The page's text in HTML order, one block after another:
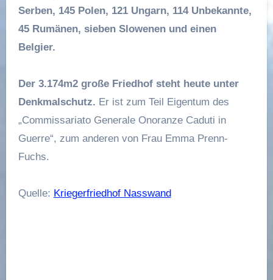
Serben, 145 Polen, 121 Ungarn, 114 Unbekannte,
45 Rumänen, sieben Slowenen und einen
Belgier.
Der 3.174m2 große Friedhof steht heute unter
Denkmalschutz. Er ist zum Teil Eigentum des
„Commissariato Generale Onoranze Caduti in
Guerre“, zum anderen von Frau Emma Prenn-
Fuchs.
Quelle: Kriegerfriedhof Nasswand